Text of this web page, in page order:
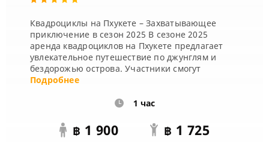
Квадроциклы на Пхукете – Захватывающее
приключение в сезон 2025 В сезоне 2025
аренда квадроциклов на Пхукете предлагает
увлекательное путешествие по джунглям и
бездорожью острова. Участники смогут
выбрать между часовым и двухчасовым
Подробнее
1 час
฿ 1 900 ฿ 1 725